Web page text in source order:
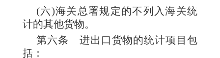
(六)海关总署规定的不列入海关统
计的其他货物。
第六条 进出口货物的统计项目包
括：